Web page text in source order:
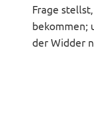
Frage
bekommen;
der Widder